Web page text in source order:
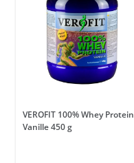
VEROFIT 100% Whey Protein
Vanille 450 g